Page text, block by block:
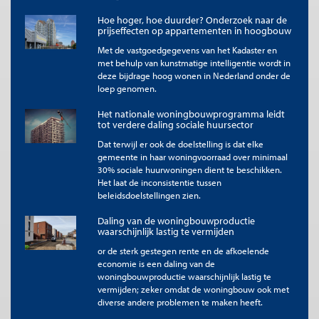
Er is echter ook een keerzijde. Bij het daadkrachtig
optreden zijn spaanders gevallen en dat kan ook niet
anders. Ymere kon (tijdelijk) niet leveren wat
maatschappelijk wenselijk was. Onderhoud werd uitgesteld
en de bouwproductie beperkt. De rekening van de
toegenomen aandacht voor risicobeheersing landde bij
Ook het personeel van Ymere zal de veranderingen
hebben gevoeld. Er heeft een aantal jaren een gure wind
gewaaid in en om de organisatie.
Impact plafond in 2024
Inmiddels zijn zo'n tien jaar verstreken. Het geborgd
financieringsplafond voor corporaties bestaat nog steeds en
ook het niveau is ongewijzigd. Alle corporaties voldoen eraan.
Het is een succesverhaal; de maatregel heeft goed gewerkt, de
risico's in de sector zijn beperkt.
Maar succes in het verleden biedt geen garanties voor de
toekomst. De tijden veranderen en dat geldt zeker ook hier.
Hoe hoger, hoe duurder? Onderzoek naar de
prijseffecten op appartementen in hoogbouw
Met de vastgoedgegevens van het Kadaster en
met behulp van kunstmatige intelligentie wordt in
deze bijdrage hoog wonen in Nederland onder de
loep genomen.
Het nationale woningbouwprogramma leidt
tot verdere daling sociale huursector
Dat terwijl er ook de doelstelling is dat elke
gemeente in haar woningvoorraad over minimaal
30% sociale huurwoningen dient te beschikken.
Het laat de inconsistentie tussen
beleidsdoelstellingen zien.
Daling van de woningbouwproductie
waarschijnlijk lastig te vermijden
or de sterk gestegen rente en de afkoelende
economie is een daling van de
woningbouwproductie waarschijnlijk lastig te
vermijden; zeker omdat de woningbouw ook met
diverse andere problemen te maken heeft.